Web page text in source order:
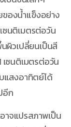
ของน้ำแข็งอย่าง
ซนติเมตรต่อวัน
ผิวเปลี่ยนเป็นสี
เซนติเมตรต่อวัน
สงอาทิตย์ได้
อีก
าจแปรสภาพเป็น